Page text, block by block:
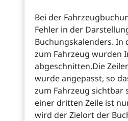
Bei der
Fehler in der
Buchungskalenders. In
zum Fahrzeug wurden
abgeschnitten.Die
wurde angepasst, so
zum Fahrzeug sichtbar
einer dritten Zeile ist
wird der Zielort der